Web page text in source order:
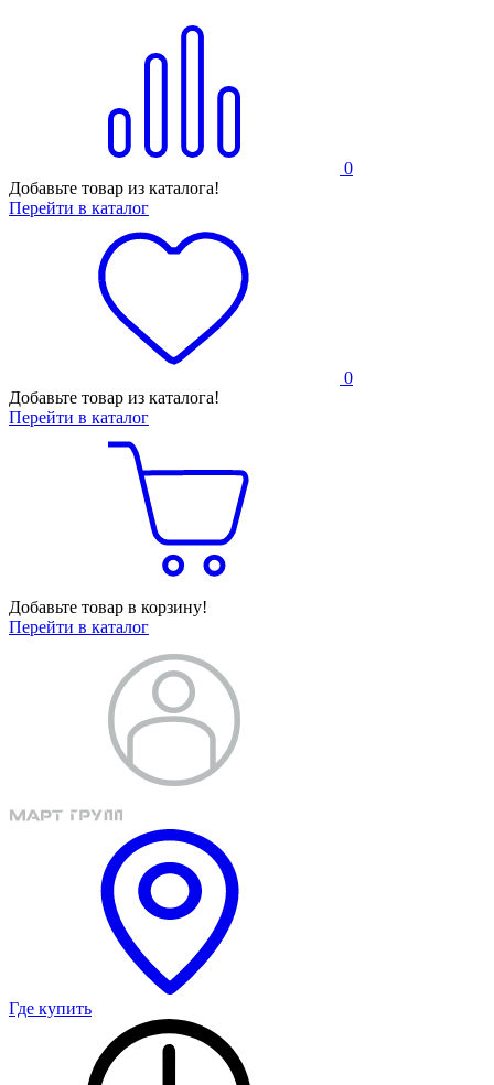
0
Добавьте товар из каталога!
Перейти в каталог
0
Добавьте товар из каталога!
Перейти в каталог
Добавьте товар в корзину!
Перейти в каталог
Где купить